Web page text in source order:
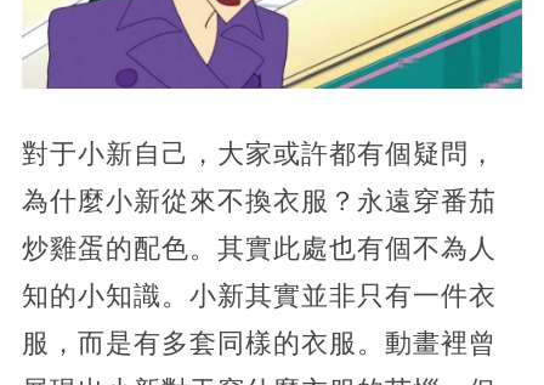
對于小新自己，大家或許都有個疑問，
為什麼小新從來不換衣服？永遠穿番茄
炒雞蛋的配色。其實此處也有個不為人
知的小知識。小新其實並非只有一件衣
服，而是有多套同樣的衣服。動畫裡曾